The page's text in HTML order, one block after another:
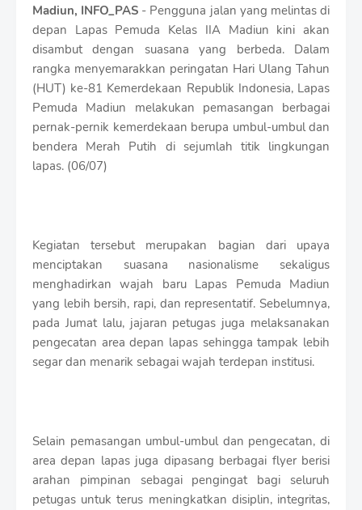
Madiun, INFO_PAS - Pengguna jalan yang melintas di
depan Lapas Pemuda Kelas IIA Madiun kini akan
disambut dengan suasana yang berbeda. Dalam
rangka menyemarakkan peringatan Hari Ulang Tahun
(HUT) ke-81 Kemerdekaan Republik Indonesia, Lapas
Pemuda Madiun melakukan pemasangan berbagai
pernak-pernik kemerdekaan berupa umbul-umbul dan
bendera Merah Putih di sejumlah titik lingkungan
lapas. (06/07)
Kegiatan tersebut merupakan bagian dari upaya
menciptakan suasana nasionalisme sekaligus
menghadirkan wajah baru Lapas Pemuda Madiun
yang lebih bersih, rapi, dan representatif. Sebelumnya,
pada Jumat lalu, jajaran petugas juga melaksanakan
pengecatan area depan lapas sehingga tampak lebih
segar dan menarik sebagai wajah terdepan institusi.
Selain pemasangan umbul-umbul dan pengecatan, di
area depan lapas juga dipasang berbagai flyer berisi
arahan pimpinan sebagai pengingat bagi seluruh
petugas untuk terus meningkatkan disiplin, integritas,
n
W
i
t
h
S
h
r
o
f
f
l
a
t
e
s